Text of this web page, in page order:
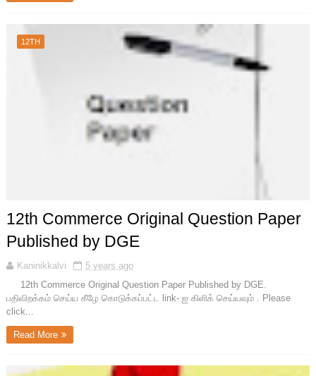
12TH
12th Commerce Original Question Paper
Published by DGE
Kaninikkalvi
5 years ago
12th Commerce Original Question Paper Published by DGE.
பதிவிறக்கம் செய்ய கீழே கொடுக்கப்பட்ட link- ஐ கிளிக் செய்யவும் . Please
click...
Read More